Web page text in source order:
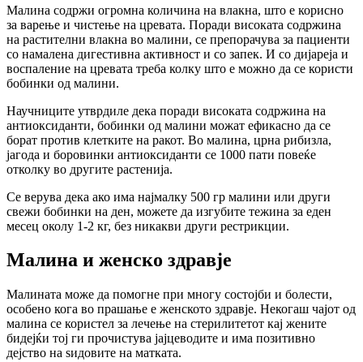
Малина содржи огромна количина на влакна, што е корисно
за варење и чистење на цревата. Поради високата содржина
на растителни влакна во малини, се препорачува за пациенти
со намалена дигестивна активност и со запек. И со дијареја и
воспаление на цревата треба колку што е можно да се користи
бобинки од малини.
Научниците утврдиле дека поради високата содржина на
антиоксиданти, бобинки од малини можат ефикасно да се
борат против клетките на ракот. Во малина, црна рибизла,
јагода и боровинки антиоксиданти се 1000 пати повеќе
отколку во другите растенија.
Се верува дека ако има најмалку 500 гр малини или други
свежи бобинки на ден, можете да изгубите тежина за еден
месец околу 1-2 кг, без никакви други рестрикции.
Малина и женско здравје
Малината може да помогне при многу состојби и болести,
особено кога во прашање е женското здравје. Некогаш чајот од
малина се користел за лечење на стерилитетот кај жените
бидејќи тој ги прочистува јајцеводите и има позитивно
дејство на ѕидовите на матката.